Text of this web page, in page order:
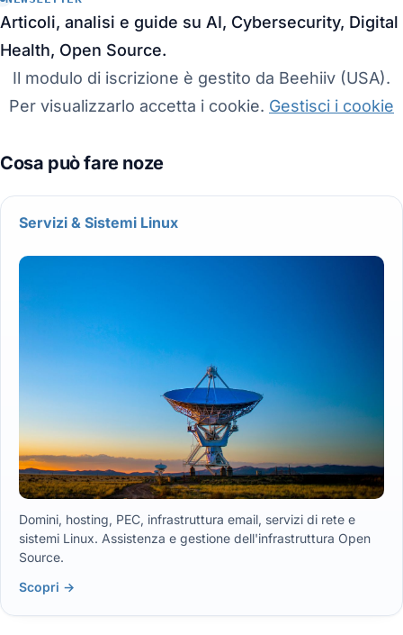
Servizi & Sistemi Linux
Domini, hosting, PEC, infrastruttura email, servizi di rete e
sistemi Linux. Assistenza e gestione dell'infrastruttura Open
Source.
Scopri →
Articoli, analisi e guide su AI, Cybersecurity, Digital
Health, Open Source.
Il modulo di iscrizione è gestito da Beehiiv (USA).
Per visualizzarlo accetta i cookie. Gestisci i cookie